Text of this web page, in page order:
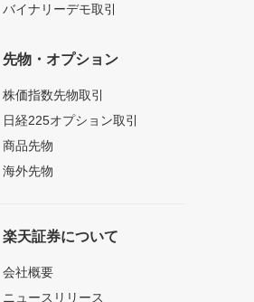
バイナリーデモ取引
先物・オプション
株価指数先物取引
日経225オプション取引
商品先物
海外先物
楽天証券について
会社概要
ニュースリリース